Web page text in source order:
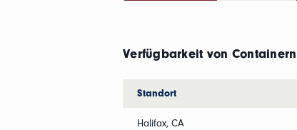
Verfügbarkeit von
Standort
Halifax, CA